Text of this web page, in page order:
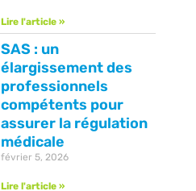
Lire l'article »
SAS : un
élargissement des
professionnels
compétents pour
assurer la régulation
médicale
février 5, 2026
Lire l'article »